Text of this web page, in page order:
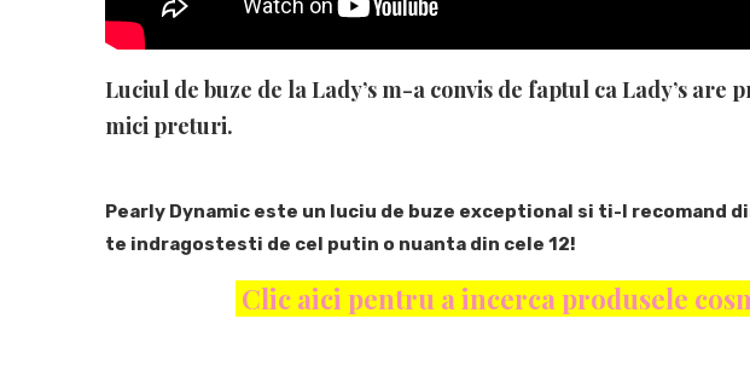
Luciul de buze de la Lady’s m-a convis de faptul ca Lady’s are
mici preturi.
Pearly Dynamic este un luciu de buze exceptional si ti-l recomand
te indragostesti de cel putin o nuanta din cele 12!
Clic aici pentru a incerca produsele